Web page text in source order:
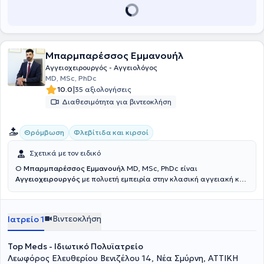
Μπαρμπαρέσσος Εμμανουήλ
Αγγειοχειρουργός - Αγγειολόγος
MD, MSc, PhDc
10.0|35 αξιολογήσεις
Διαθεσιμότητα για βιντεοκλήση
Θρόμβωση Φλεβίτιδα και κιρσοί
Σχετικά με τον ειδικό
Ο Μπαρμπαρέσσος Εμμανουήλ MD, MSc, PhDc είναι
Αγγειοχειρουργός με πολυετή εμπειρία στην κλασική αγγειακή και
εντός του Ιδιωτικού Πολυϊατρείου Top Meds στην Νέα Σμύρνη. Είναι
του στο Γενικό Νοσοκομείο Αθηνών «Γ. Γεννηματάς» όπου εργάστηκε
στην συνέχεια ως επικουρικός επιμελητής. Μετεκπαιδεύτηκε στο
Ηνωμένο Βασίλειο, στο St. George’s University Hospital
καλύπτοντας ως κέντρο τραύματος και αορτικής νόσου το
Ιατρείο 1 Βιντεοκλήση
Top Meds - Ιδιωτικό Πολυϊατρείο
Λεωφόρος Ελευθερίου Βενιζέλου 14, Νέα Σμύρνη, ΑΤΤΙΚΗ